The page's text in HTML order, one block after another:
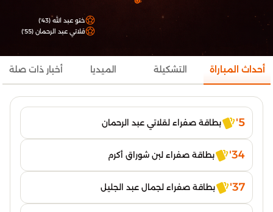
ختو عبد الله (43')
قلاتي عبد الرحمان (55')
أحداث المباراة التشكيلة الميديا أخبار ذات صلة
5' بطاقة صفراء لقلاتي عبد الرحمان
34' بطاقة صفراء لبن شوراق أكرم
37' بطاقة صفراء لجمال عبد الجليل